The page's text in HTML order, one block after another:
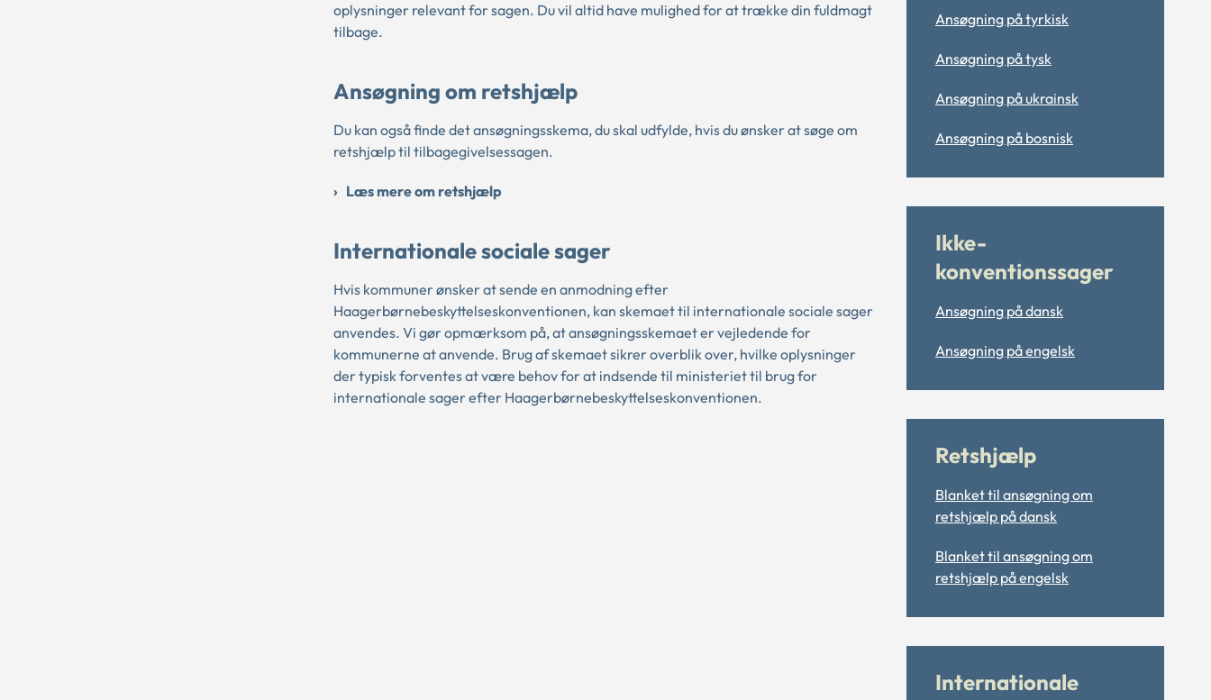
oplysninger relevant for sagen. Du vil altid have mulighed for at trække din fuldmagt
tilbage.
Ansøgning om retshjælp
Du kan også finde det ansøgningsskema, du skal udfylde, hvis du ønsker at søge om
retshjælp til tilbagegivelsessagen.
Læs mere om retshjælp
Internationale sociale sager
Hvis kommuner ønsker at sende en anmodning efter
Haagerbørnebeskyttelseskonventionen, kan skemaet til internationale sociale sager
anvendes. Vi gør opmærksom på, at ansøgningsskemaet er vejledende for
kommunerne at anvende. Brug af skemaet sikrer overblik over, hvilke oplysninger
der typisk forventes at være behov for at indsende til ministeriet til brug for
internationale sager efter Haagerbørnebeskyttelseskonventionen.
Ansøgning på tyrkisk
Ansøgning på tysk
Ansøgning på ukrainsk
Ansøgning på bosnisk
Ikke-
konventionssager
Ansøgning på dansk
Ansøgning på engelsk
Retshjælp
Blanket til ansøgning om
retshjælp på dansk
Blanket til ansøgning om
retshjælp på engelsk
Internationale